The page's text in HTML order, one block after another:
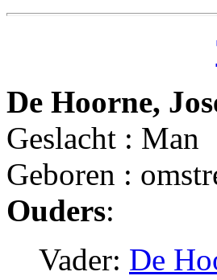
De Hoorne,
Geslacht : Man
Geboren :
Ouders:
Vader: De